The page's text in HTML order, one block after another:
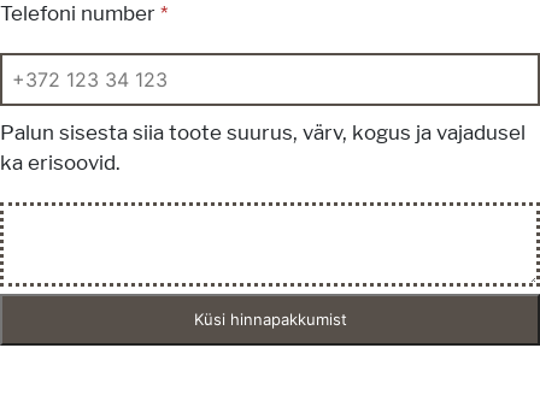
Telefoni number *
Palun sisesta siia toote suurus, värv, kogus ja vajadusel
ka erisoovid.